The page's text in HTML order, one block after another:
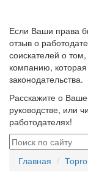
Если Ваши права
отзыв о
соискателей о
компанию,
законодательства.
Расскажите о
руководстве, или
работодателях!
Главная